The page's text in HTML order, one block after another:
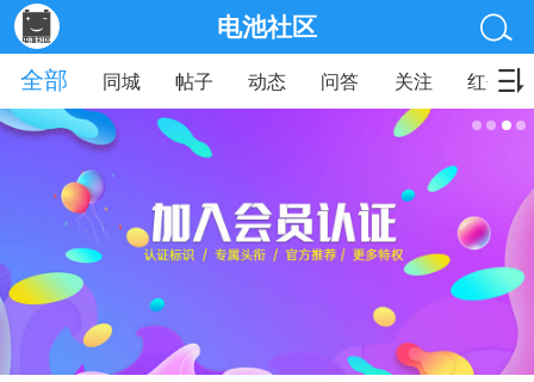
电池社区
全部
同城 帖子 动态 问答 关注 红包